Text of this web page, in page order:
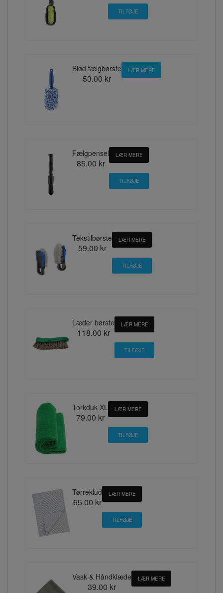
Blød fælgbørste
53.00 kr
LÆR MERE
Fælgpensel
85.00 kr
LÆR MERE
Tekstilbørste
59.00 kr
LÆR MERE
Læder børste
118.00 kr
LÆR MERE
Torkduk XL
79.00 kr
LÆR MERE
Tørreklud
65.00 kr
LÆR MERE
Vask & Håndklæde
39.00 kr
LÆR MERE